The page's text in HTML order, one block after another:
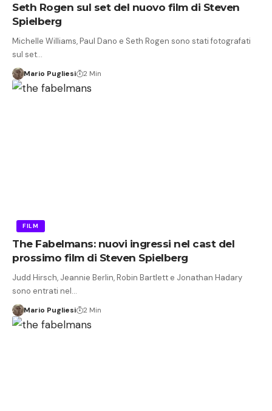
Seth Rogen sul set del nuovo film di Steven
Spielberg
Michelle Williams, Paul Dano e Seth Rogen sono stati fotografati
sul set…
Mario Pugliesi 2 Min
FILM
The Fabelmans: nuovi ingressi nel cast del
prossimo film di Steven Spielberg
Judd Hirsch, Jeannie Berlin, Robin Bartlett e Jonathan Hadary
sono entrati nel…
Mario Pugliesi 2 Min